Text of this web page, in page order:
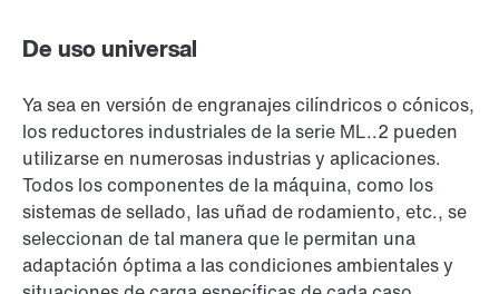
De uso universal
Ya sea en versión de engranajes cilíndricos o cónicos,
los reductores industriales de la serie ML..2 pueden
utilizarse en numerosas industrias y aplicaciones.
Todos los componentes de la máquina, como los
sistemas de sellado, las uñad de rodamiento, etc., se
seleccionan de tal manera que le permitan una
adaptación óptima a las condiciones ambientales y